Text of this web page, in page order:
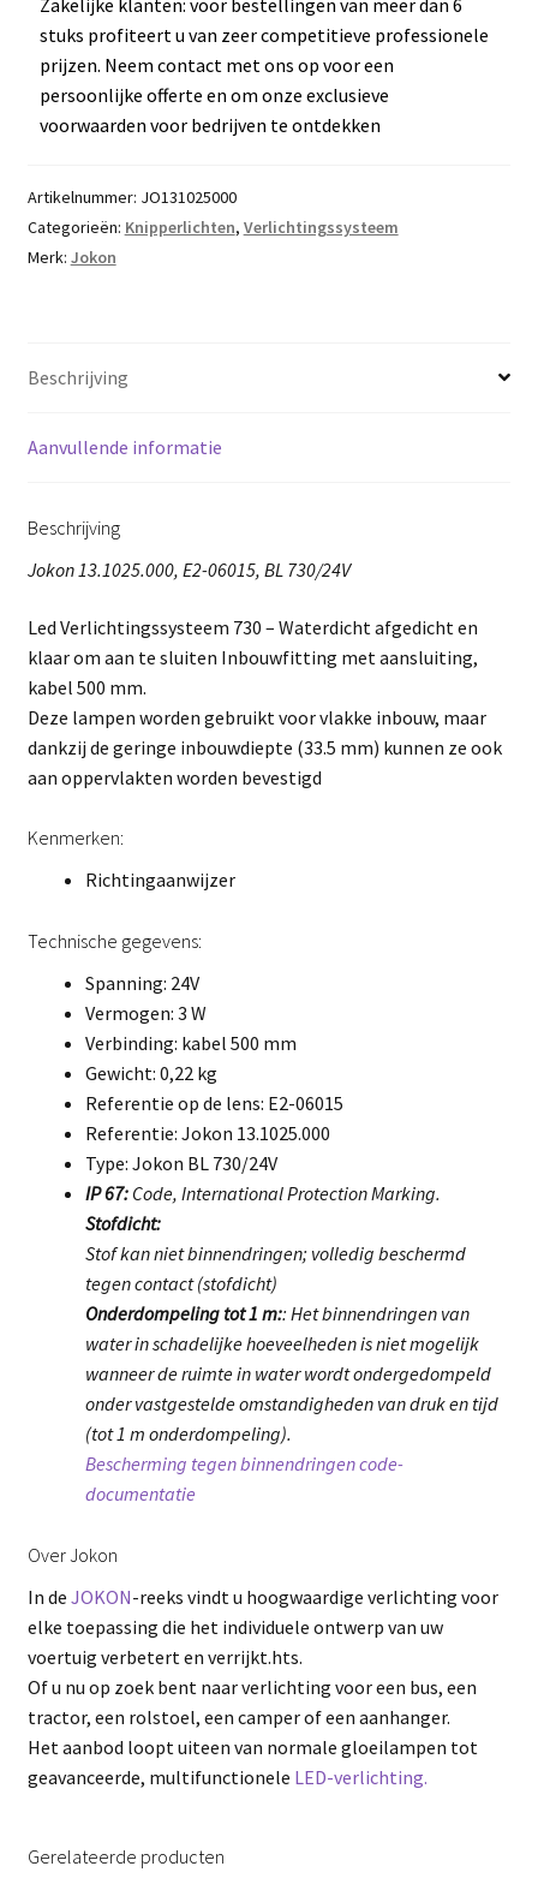
stuks profiteert u van zeer competitieve professionele
prijzen. Neem contact met ons op voor een
persoonlijke offerte en om onze exclusieve
voorwaarden voor bedrijven te ontdekken
Artikelnummer: JO131025000
Categorieën: Knipperlichten, Verlichtingssysteem
Merk: Jokon
Beschrijving
Aanvullende informatie
Beschrijving
Jokon 13.1025.000, E2-06015, BL 730/24V
Led Verlichtingssysteem 730 – Waterdicht afgedicht en
klaar om aan te sluiten Inbouwfitting met aansluiting,
kabel 500 mm.
Deze lampen worden gebruikt voor vlakke inbouw, maar
dankzij de geringe inbouwdiepte (33.5 mm) kunnen ze ook
aan oppervlakten worden bevestigd
Kenmerken:
Richtingaanwijzer
Technische gegevens:
Spanning: 24V
Vermogen: 3 W
Verbinding: kabel 500 mm
Gewicht: 0,22 kg
Referentie op de lens: E2-06015
Referentie: Jokon 13.1025.000
Type: Jokon BL 730/24V
IP 67:Code, International Protection Marking.
Stofdicht:
Stof kan niet binnendringen; volledig beschermd
tegen contact (stofdicht)
Onderdompeling tot 1 m:: Het binnendringen van
water in schadelijke hoeveelheden is niet mogelijk
wanneer de ruimte in water wordt ondergedompeld
onder vastgestelde omstandigheden van druk en tijd
(tot 1 m onderdompeling).
Bescherming tegen binnendringen code-
documentatie
Over Jokon
In de JOKON-reeks vindt u hoogwaardige verlichting voor
elke toepassing die het individuele ontwerp van uw
voertuig verbetert en verrijkt.hts.
Of u nu op zoek bent naar verlichting voor een bus, een
tractor, een rolstoel, een camper of een aanhanger.
Het aanbod loopt uiteen van normale gloeilampen tot
geavanceerde, multifunctionele LED-verlichting.
Gerelateerde producten